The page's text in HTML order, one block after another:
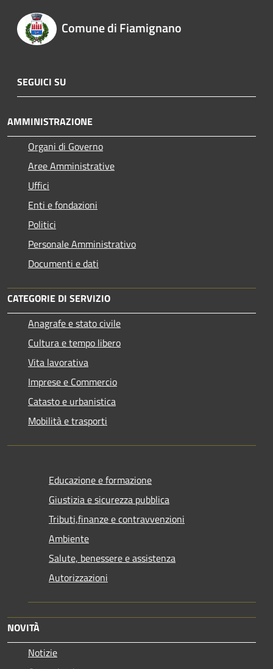
Comune di Fiamignano
SEGUICI SU
AMMINISTRAZIONE
Organi di Governo
Aree Amministrative
Uffici
Enti e fondazioni
Politici
Personale Amministrativo
Documenti e dati
CATEGORIE DI SERVIZIO
Anagrafe e stato civile
Cultura e tempo libero
Vita lavorativa
Imprese e Commercio
Catasto e urbanistica
Mobilità e trasporti
Educazione e formazione
Giustizia e sicurezza pubblica
Tributi,finanze e contravvenzioni
Ambiente
Salute, benessere e assistenza
Autorizzazioni
NOVITÀ
Notizie